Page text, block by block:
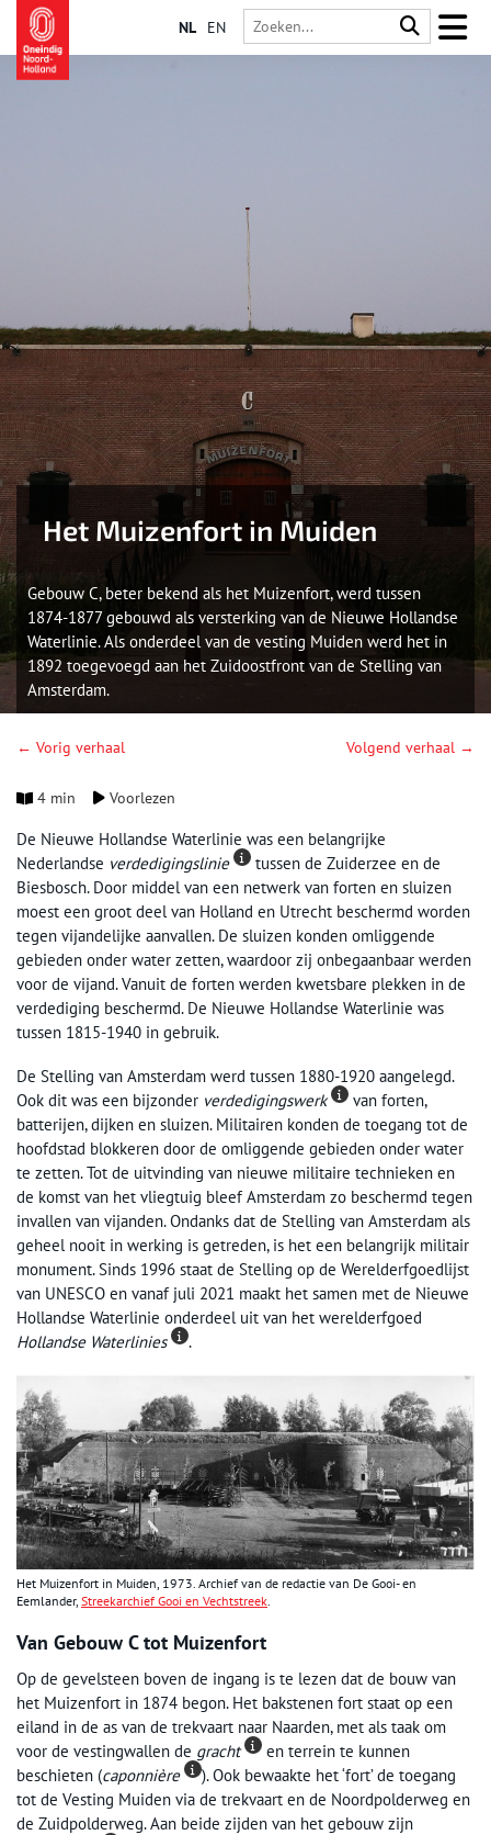
NL EN
Het Muizenfort in Muiden
Gebouw C, beter bekend als het Muizenfort, werd tussen
1874-1877 gebouwd als versterking van de Nieuwe Hollandse
Waterlinie. Als onderdeel van de vesting Muiden werd het in
1892 toegevoegd aan het Zuidoostfront van de Stelling van
Amsterdam.
← Vorig verhaal Volgend verhaal →
4 min Voorlezen
De Nieuwe Hollandse Waterlinie was een belangrijke
Nederlandse verdedigingslinie
tussen de Zuiderzee en de
Biesbosch. Door middel van een netwerk van forten en sluizen
moest een groot deel van Holland en Utrecht beschermd worden
tegen vijandelijke aanvallen. De sluizen konden omliggende
gebieden onder water zetten, waardoor zij onbegaanbaar werden
voor de vijand. Vanuit de forten werden kwetsbare plekken in de
verdediging beschermd. De Nieuwe Hollandse Waterlinie was
tussen 1815-1940 in gebruik.
De Stelling van Amsterdam werd tussen 1880-1920 aangelegd.
Ook dit was een bijzonder verdedigingswerk
van forten,
batterijen, dijken en sluizen. Militairen konden de toegang tot de
hoofdstad blokkeren door de omliggende gebieden onder water
te zetten. Tot de uitvinding van nieuwe militaire technieken en
de komst van het vliegtuig bleef Amsterdam zo beschermd tegen
invallen van vijanden. Ondanks dat de Stelling van Amsterdam als
geheel nooit in werking is getreden, is het een belangrijk militair
monument. Sinds 1996 staat de Stelling op de Werelderfgoedlijst
van UNESCO en vanaf juli 2021 maakt het samen met de Nieuwe
Hollandse Waterlinie onderdeel uit van het werelderfgoed
Hollandse Waterlinies
.
Het Muizenfort in Muiden, 1973. Archief van de redactie van De Gooi- en
Eemlander, Streekarchief Gooi en Vechtstreek
Van Gebouw C tot Muizenfort
Op de gevelsteen boven de ingang is te lezen dat de bouw van
het Muizenfort in 1874 begon. Het bakstenen fort staat op een
eiland in de as van de trekvaart naar Naarden, met als taak om
voor de vestingwallen de gracht
en terrein te kunnen
beschieten (caponnière
). Ook bewaakte het ‘fort’ de toegang
tot de Vesting Muiden via de trekvaart en de Noordpolderweg en
de Zuidpolderweg. Aan beide zijden van het gebouw zijn